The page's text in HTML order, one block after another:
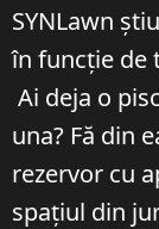
SYNLawn
în funcție de
Ai deja o
una? Fă din
rezervor cu
spațiul din